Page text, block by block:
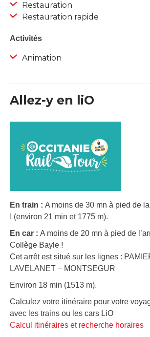
Restauration
Restauration rapide
Activités
Animation
Allez-y en liO
En train : A moins de 30 mn à pied de
! (environ 21 min et 1775 m).
En car : A moins de 20 mn à pied de
Collège Bayle !
Cet arrêt est situé sur les lignes :
LAVELANET – MONTSEGUR
Environ 18 min (1513 m).
Calculez votre itinéraire pour votre
avec les trains ou les cars LiO
Calcul itinéraires et recherche horaires